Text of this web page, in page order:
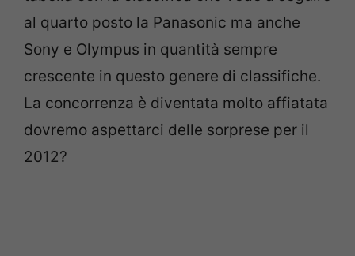
al quarto posto la Panasonic ma anche
Sony e Olympus in quantità sempre
crescente in questo genere di classifiche.
La concorrenza è diventata molto affiatata
dovremo aspettarci delle sorprese per il
2012?